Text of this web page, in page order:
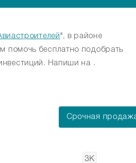
", в районе
помочь бесплатно подобрать
Напиши на .
Срочная
3К